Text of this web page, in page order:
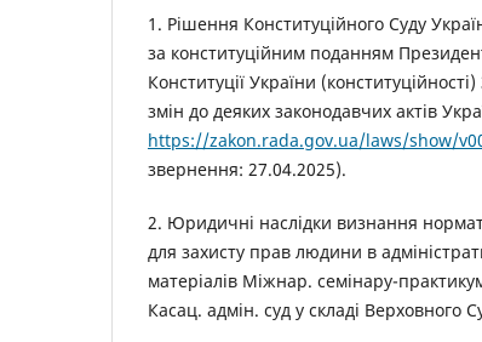
1. Рішення Конституційного Суду
за конституційним поданням
Конституції України
змін до деяких законодавчих актів
https://zakon.rada.gov.ua/laws/show/
звернення: 27.04.2025).
2. Юридичні наслідки визнання
для захисту прав людини в
матеріалів Міжнар. семінару-
Касац. адмін. суд у складі Верховного